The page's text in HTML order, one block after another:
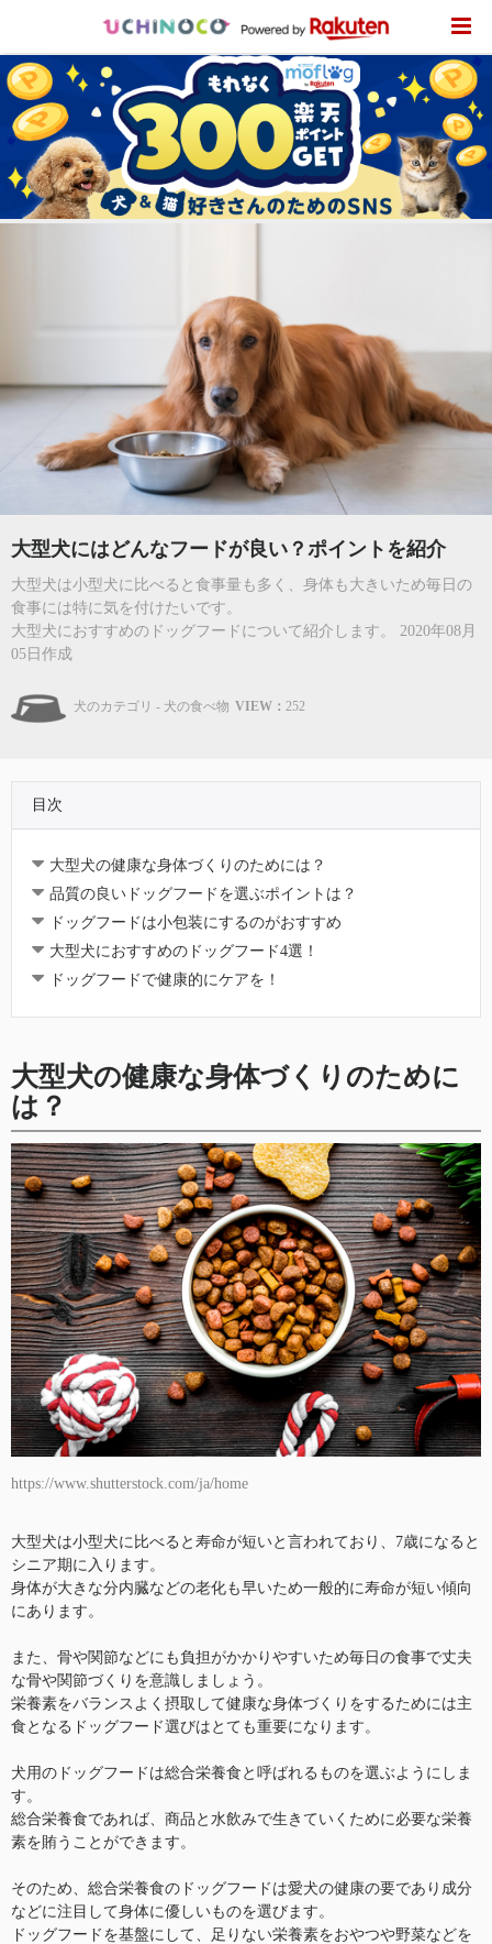
大型犬にはどんなフードが良い？ポイントを紹介
大型犬は小型犬に比べると食事量も多く、身体も大きいため毎日の
食事には特に気を付けたいです。
大型犬におすすめのドッグフードについて紹介します。 2020年08月
05日作成
犬のカテゴリ - 犬の食べ物 VIEW： 252
目次
大型犬の健康な身体づくりのためには？
品質の良いドッグフードを選ぶポイントは？
ドッグフードは小包装にするのがおすすめ
大型犬におすすめのドッグフード4選！
ドッグフードで健康的にケアを！
大型犬の健康な身体づくりのために
は？
https://www.shutterstock.com/ja/home
大型犬は小型犬に比べると寿命が短いと言われており、7歳になると
シニア期に入ります。
身体が大きな分内臓などの老化も早いため一般的に寿命が短い傾向
にあります。
また、骨や関節などにも負担がかかりやすいため毎日の食事で丈夫
な骨や関節づくりを意識しましょう。
栄養素をバランスよく摂取して健康な身体づくりをするためには主
食となるドッグフード選びはとても重要になります。
犬用のドッグフードは総合栄養食と呼ばれるものを選ぶようにしま
す。
総合栄養食であれば、商品と水飲みで生きていくために必要な栄養
素を賄うことができます。
そのため、総合栄養食のドッグフードは愛犬の健康の要であり成分
などに注目して身体に優しいものを選びます。
ドッグフードを基盤にして、足りない栄養素をおやつや野菜などを